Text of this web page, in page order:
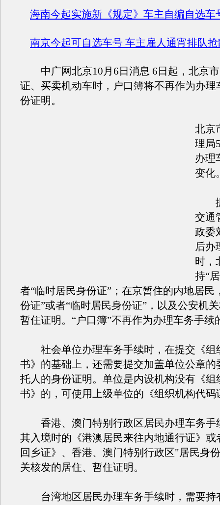
海南今起实施新《规定》车主自编自选车
南京今起可自选车号 车主雇人通宵排队
中广网北京10月6日消息 6日起，北京市
证、买卖机动车时，户口簿将不再作为办理
份证明。
北京
理局
办理
变化
据
交通
政委
后办
时，
持“
者“临时居民身份证”；在京暂住的内地居民
份证”或者“临时居民身份证”，以及公安机
暂住证明。“户口簿”不再作为办理车务手续
社会单位办理车务手续时，在提交《组
书》的基础上，还需要提交加盖单位公章的
托人的身份证明。单位是内设机构没有《组
书》的，可使用上级单位的《组织机构代码
香港、澳门特别行政区居民办理车务手
其入境时的《港澳居民来往内地通行证》或
回乡证》、香港、澳门特别行政区"居民身
关核发的居住、暂住证明。
台湾地区居民办理车务手续时，需要持